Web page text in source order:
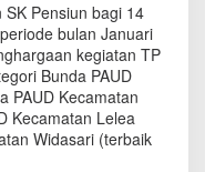
Pensiun bagi 14
bulan Januari
kegiatan TP
Bunda PAUD
PAUD Kecamatan
Kecamatan Lelea
Widasari (terbaik